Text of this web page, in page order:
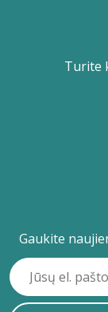
Turite
Gaukite